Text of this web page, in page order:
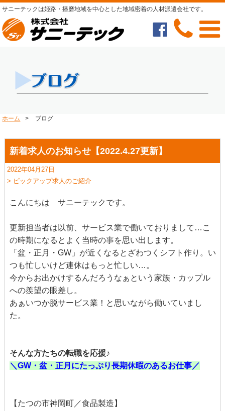
サニーテックは姫路・播磨地域を中心とした地域密着の人材派遣会社です。
ホーム > ブログ
新着求人のお知らせ【2022.4.27更新】
2022年04月27日
> ピックアップ求人のご紹介
こんにちは サニーテックです。
更新担当者は以前、サービス業で働いておりまして…こ
の時期になるとよく当時の事を思い出します。
「盆・正月・GW」が近くなるとざわつくシフト作り。い
つも忙しいけど連休はもっと忙しい…。
今からお出かけするんだろうなぁという家族・カップル
への羨望の眼差し。
あぁいつか脱サービス業！と思いながら働いていまし
た。
そんな方たちの転職を応援♪
＼GW・盆・正月にたっぷり長期休暇のあるお仕事／
【たつの市神岡町／食品製造】